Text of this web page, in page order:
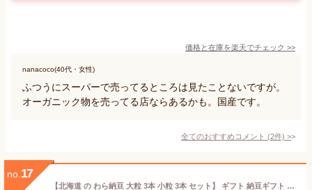
価格と在庫を楽天でチェック >>
nanacoco(40代・女性)
ふつうにスーパーで売ってるところは見たことないですが。
オーガニック物を売ってる店ならあるかも。国産です。
全てのおすすめコメント (2件) >
no. 17
【北海道 の わら納豆 大粒 3本 小粒 3本 セット】 ギフト 納豆ギフト 納豆 国産 セット 納豆セット 藁 藁納豆 大粒納豆 小粒納豆 国産納豆 なっとう ナットウ 高級納豆 高級 北海道 ご飯のお供